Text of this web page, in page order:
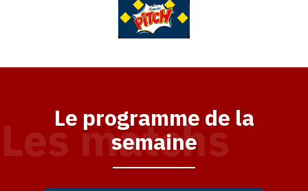
Le programme de la
semaine
Les matchs